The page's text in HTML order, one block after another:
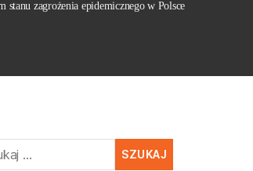
stanu zagrożenia epidemicznego w Polsce